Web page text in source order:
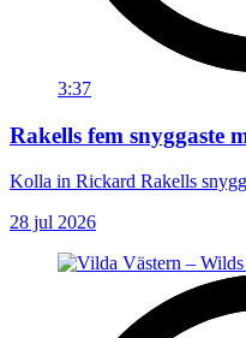
3:37
Rakells fem snyggaste
Kolla in Rickard Rakells
28 jul 2026